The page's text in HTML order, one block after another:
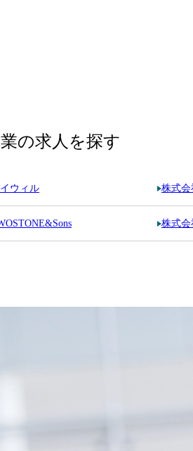
の求人を探す
ウィル 株式会
株式会